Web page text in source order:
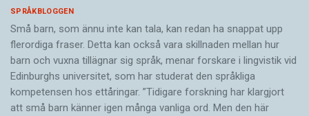
SPRÅKBLOGGEN
Små barn, som ännu inte kan tala, kan redan ha snappat upp
flerordiga fraser. Detta kan också vara skillnaden mellan hur
barn och vuxna tillägnar sig språk, menar forskare i lingvistik vid
Edinburghs universitet, som har studerat den språkliga
kompetensen hos ettåringar. ”Tidigare forskning har klargjort
att små barn känner igen många vanliga ord. Men den här